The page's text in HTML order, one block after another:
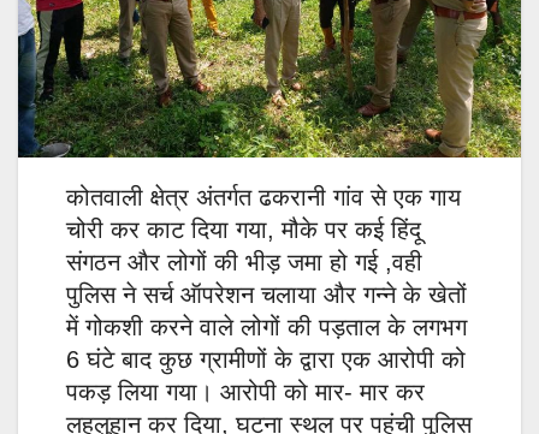
कोतवाली क्षेत्र अंतर्गत ढकरानी गांव से एक गाय
चोरी कर काट दिया गया, मौके पर कई हिंदू
संगठन और लोगों की भीड़ जमा हो गई ,वही
पुलिस ने सर्च ऑपरेशन चलाया और गन्ने के खेतों
में गोकशी करने वाले लोगों की पड़ताल के लगभग
6 घंटे बाद कुछ ग्रामीणों के द्वारा एक आरोपी को
पकड़ लिया गया। आरोपी को मार- मार कर
लहूलुहान कर दिया, घटना स्थल पर पहुंची पुलिस